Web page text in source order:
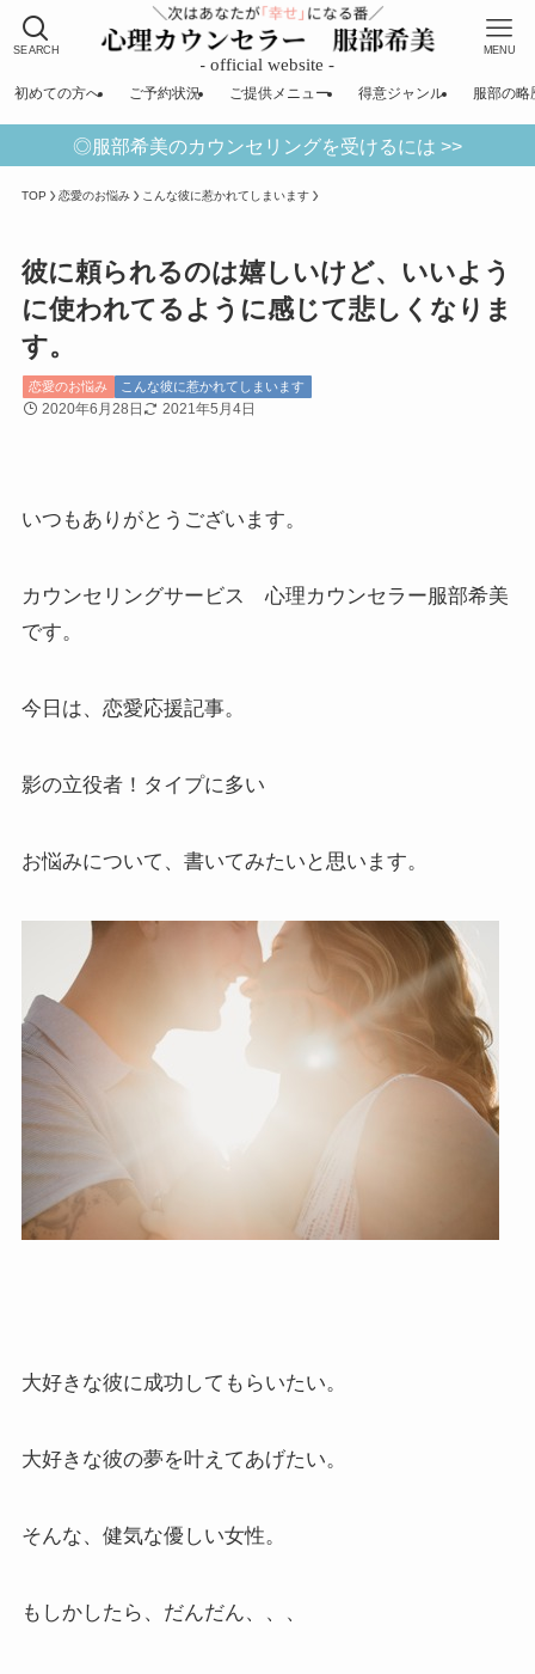
SEARCH MENU
初めての方へ ご予約状況 ご提供メニュー 得意ジャンル 服部の略
◎服部希美のカウンセリングを受けるには >>
TOP 恋愛のお悩み こんな彼に惹かれてしまいます
彼に頼られるのは嬉しいけど、いいよう
に使われてるように感じて悲しくなりま
す。
恋愛のお悩み こんな彼に惹かれてしまいます
2020年6月28日 2021年5月4日
いつもありがとうございます。
カウンセリングサービス 心理カウンセラー服部希美
です。
今日は、恋愛応援記事。
影の立役者！タイプに多い
お悩みについて、書いてみたいと思います。
大好きな彼に成功してもらいたい。
大好きな彼の夢を叶えてあげたい。
そんな、健気な優しい女性。
もしかしたら、だんだん、、、